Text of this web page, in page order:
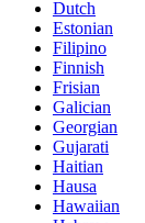
Dutch
Estonian
Filipino
Finnish
Frisian
Galician
Georgian
Gujarati
Haitian
Hausa
Hawaiian